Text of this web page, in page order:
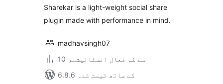
Sharekar is a light-weight social share
plugin made with performance in mind.
madhavsingh07
10 سے کم فعال انسٹالیشنز
6.8.6 کے ساتھ ٹیسٹ شدہ